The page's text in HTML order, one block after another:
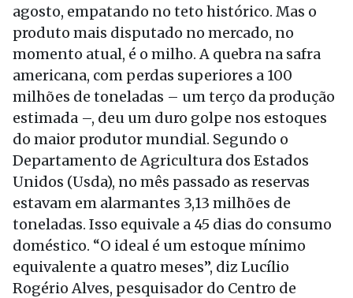
agosto, empatando no teto histórico. Mas o
produto mais disputado no mercado, no
momento atual, é o milho. A quebra na safra
americana, com perdas superiores a 100
milhões de toneladas – um terço da produção
estimada –, deu um duro golpe nos estoques
do maior produtor mundial. Segundo o
Departamento de Agricultura dos Estados
Unidos (Usda), no mês passado as reservas
estavam em alarmantes 3,13 milhões de
toneladas. Isso equivale a 45 dias do consumo
doméstico. “O ideal é um estoque mínimo
equivalente a quatro meses”, diz Lucílio
Rogério Alves, pesquisador do Centro de